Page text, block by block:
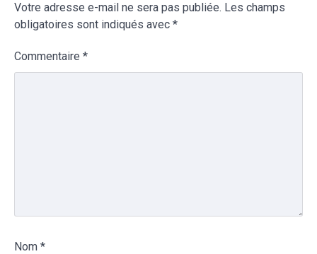
Votre adresse e-mail ne sera pas publiée. Les champs
obligatoires sont indiqués avec *
Commentaire *
Nom *